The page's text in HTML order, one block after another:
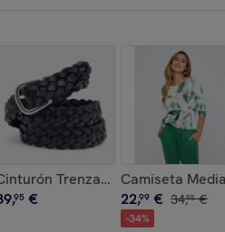
Katrina
Rayas - Hari
Trenzado Piel con
,95 €
Camiseta
22,99 € 34,95 €
-34%